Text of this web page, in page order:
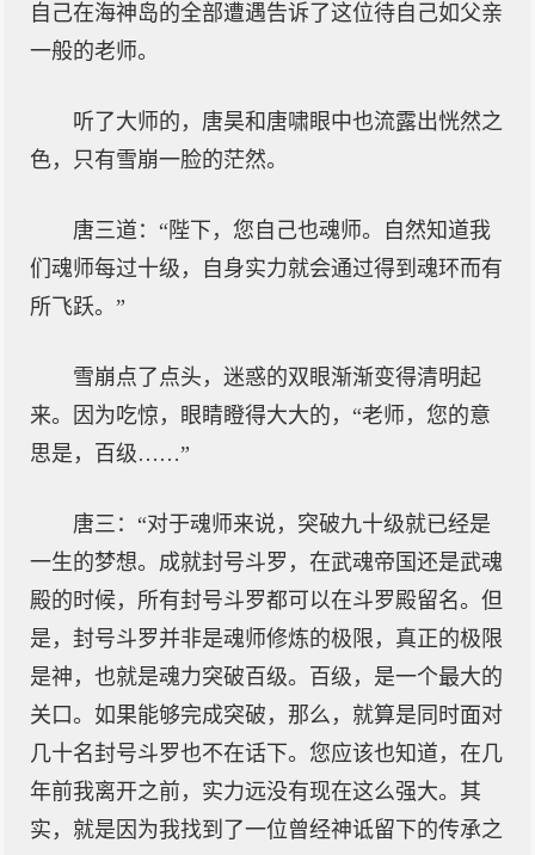
自己在海神岛的全部遭遇告诉了这位待自己如父亲
一般的老师。
听了大师的，唐昊和唐啸眼中也流露出恍然之
色，只有雪崩一脸的茫然。
唐三道：“陛下，您自己也魂师。自然知道我
们魂师每过十级，自身实力就会通过得到魂环而有
所飞跃。”
雪崩点了点头，迷惑的双眼渐渐变得清明起
来。因为吃惊，眼睛瞪得大大的，“老师，您的意
思是，百级……”
唐三：“对于魂师来说，突破九十级就已经是
一生的梦想。成就封号斗罗，在武魂帝国还是武魂
殿的时候，所有封号斗罗都可以在斗罗殿留名。但
是，封号斗罗并非是魂师修炼的极限，真正的极限
是神，也就是魂力突破百级。百级，是一个最大的
关口。如果能够完成突破，那么，就算是同时面对
几十名封号斗罗也不在话下。您应该也知道，在几
年前我离开之前，实力远没有现在这么强大。其
实，就是因为我找到了一位曾经神诋留下的传承之